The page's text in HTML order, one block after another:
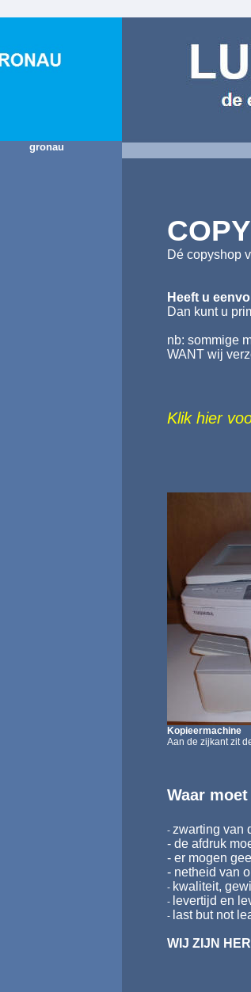
gronau
Dé copyshop
Heeft u
Dan kunt u
nb: sommige
WANT wij
Klik hier
Kopieermachine
Aan de zijkant zit
Waar
- zwarting van
- de afdruk
- er mogen
- netheid van
- kwaliteit,
- levertijd en
- last but not
WIJ ZIJN